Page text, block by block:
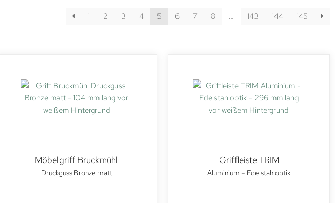
1 2 3 4 5 6 7 8 … 143 144 145
Möbelgriff Bruckmühl
Druckguss Bronze matt
Griffleiste TRIM
Aluminium – Edelstahloptik